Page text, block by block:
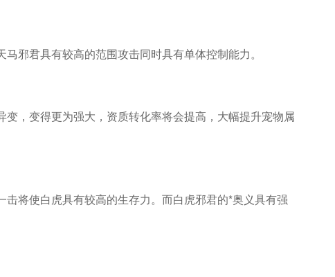
邪君具有较高的范围攻击同时具有单体控制能力。
，变得更为强大，资质转化率将会提高，大幅提升宠物属
将使白虎具有较高的生存力。而白虎邪君的*奥义具有强